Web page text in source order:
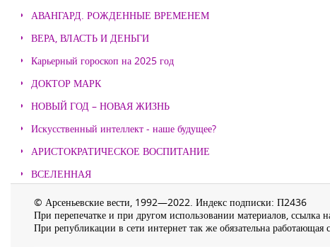
АВАНГАРД. РОЖДЕННЫЕ ВРЕМЕНЕМ
ВЕРА, ВЛАСТЬ И ДЕНЬГИ
Карьерный гороскоп на 2025 год
ДОКТОР МАРК
НОВЫЙ ГОД – НОВАЯ ЖИЗНЬ
Искусственный интеллект - наше будущее?
АРИСТОКРАТИЧЕСКОЕ ВОСПИТАНИЕ
ВСЕЛЕННАЯ
© Арсеньевские вести, 1992—2022. Индекс подписки: П2436
При перепечатке и при другом использовании материалов, ссылка
При републикации в сети интернет так же обязательна